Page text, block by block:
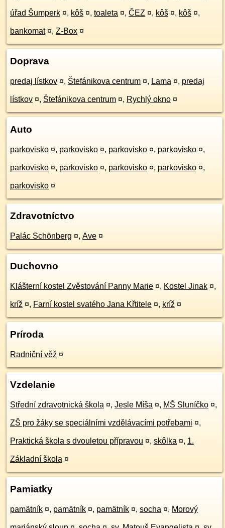
úřad Šumperk ¤, kôš ¤, toaleta ¤, ČEZ ¤, kôš ¤, kôš ¤,
bankomat ¤, Z-Box ¤
Doprava
predaj lístkov ¤, Štefánikova centrum ¤, Lama ¤, predaj
lístkov ¤, Štefánikova centrum ¤, Rychlý okno ¤
Auto
parkovisko ¤, parkovisko ¤, parkovisko ¤, parkovisko ¤,
parkovisko ¤, parkovisko ¤, parkovisko ¤, parkovisko ¤,
parkovisko ¤
Zdravotníctvo
Palác Schönberg ¤, Ave ¤
Duchovno
Klášterní kostel Zvěstování Panny Marie ¤, Kostel Jinak ¤,
kríž ¤, Farní kostel svatého Jana Křtitele ¤, kríž ¤
Príroda
Radniční věž ¤
Vzdelanie
Střední zdravotnická škola ¤, Jesle Míša ¤, MŠ Sluníčko ¤,
ZŠ pro žáky se speciálními vzdělávacími potřebami ¤,
Praktická škola s dvouletou přípravou ¤, skôlka ¤, 1.
Základní škola ¤
Pamiatky
pamätník ¤, pamätník ¤, pamätník ¤, socha ¤, Morový